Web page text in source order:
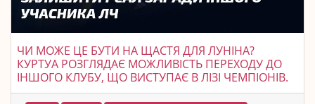
ЧИ МОЖЕ ЦЕ БУТИ НА ЩАСТЯ ДЛЯ ЛУНІНА?
КУРТУА РОЗГЛЯДАЄ МОЖЛИВІСТЬ ПЕРЕХОДУ ДО
ІНШОГО КЛУБУ, ЩО ВИСТУПАЄ В ЛІЗІ ЧЕМПІОНІВ.